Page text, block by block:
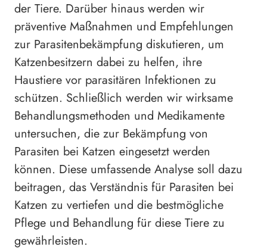
der Tiere. Darüber hinaus werden wir
präventive Maßnahmen und Empfehlungen
zur Parasitenbekämpfung diskutieren, um
Katzenbesitzern dabei zu helfen, ihre
Haustiere vor parasitären Infektionen zu
schützen. Schließlich werden wir wirksame
Behandlungsmethoden und Medikamente
untersuchen, die zur Bekämpfung von
Parasiten bei Katzen eingesetzt werden
können. Diese umfassende Analyse soll dazu
beitragen, das Verständnis für Parasiten bei
Katzen zu vertiefen und die bestmögliche
Pflege und Behandlung für diese Tiere zu
gewährleisten.